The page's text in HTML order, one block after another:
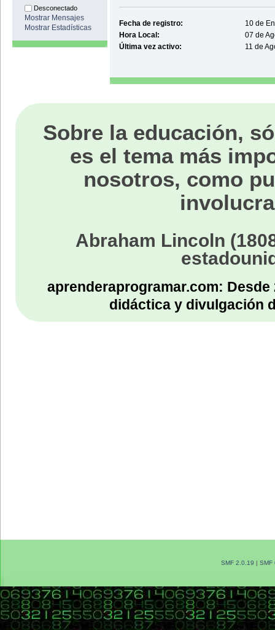
Desconectado
Mostrar Mensajes
Mostrar Estadísticas
Fecha de registro:
10 de
Hora Local:
07 de
Última vez activo:
11 de
Sobre la educación,
es el tema más
nosotros, como
Abraham Lincoln
aprenderaprogramar.com:
didáctica y divulgación
SMF 2.0.19 SMF